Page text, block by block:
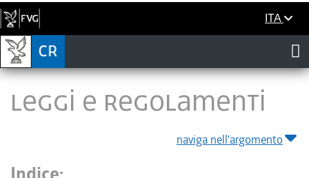
ITA
LEGGI E REGOLAMENTI
naviga nell'argomento